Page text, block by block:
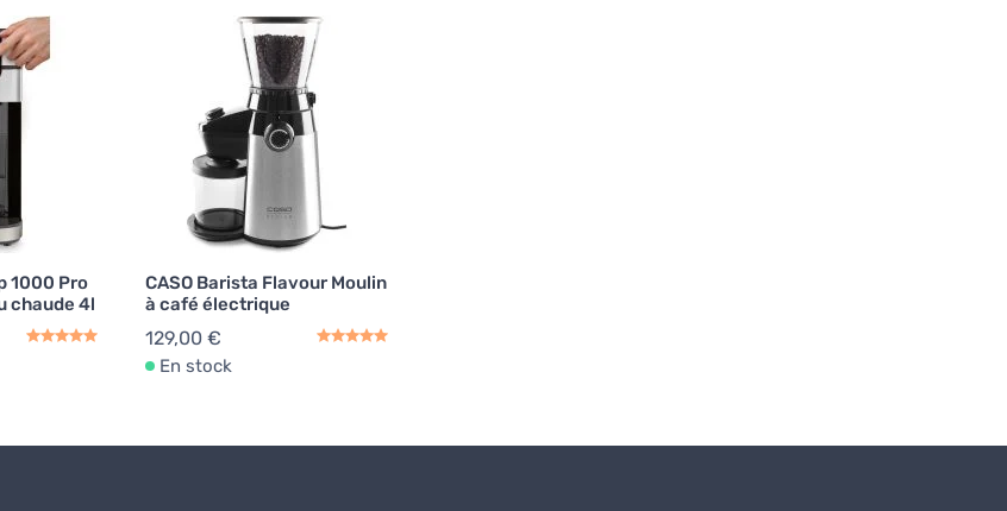
1000 Pro
chaude 4l
CASO Barista Flavour Moulin
à café électrique
129,00 €
En stock